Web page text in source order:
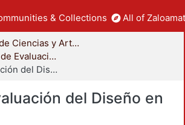
& Collections All of
División de Ciencias y Artes para el Diseño
Departamento de Evaluación del Diseño en el Tiempo
Libros - Evaluación del Diseño en el Tiempo
del Diseño en